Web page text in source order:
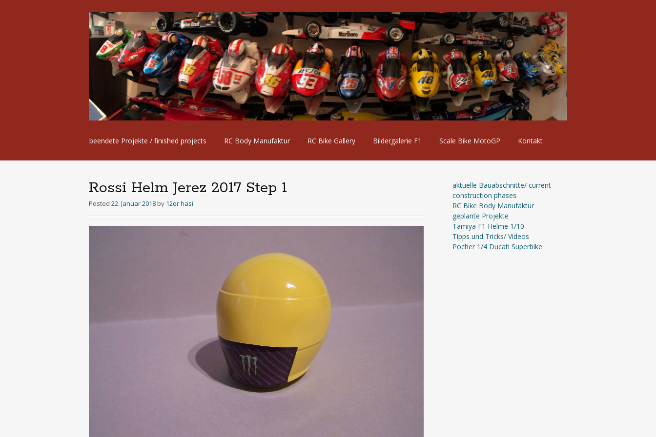
Skip
content
beendete Projekte / finished projects RC Body Manufaktur RC Bike Gallery Bildergalerie F1 Scale Bike MotoGP Kontakt
Rossi Helm Jerez 2017 Step 1
Posted 22. Januar 2018 by 12er hasi
aktuelle Bauabschnitte/ current
construction phases
RC Bike Body Manufaktur
geplante Projekte
Tamiya F1 Helme 1/10
Tipps und Tricks/ Videos
Pocher 1/4 Ducati Superbike